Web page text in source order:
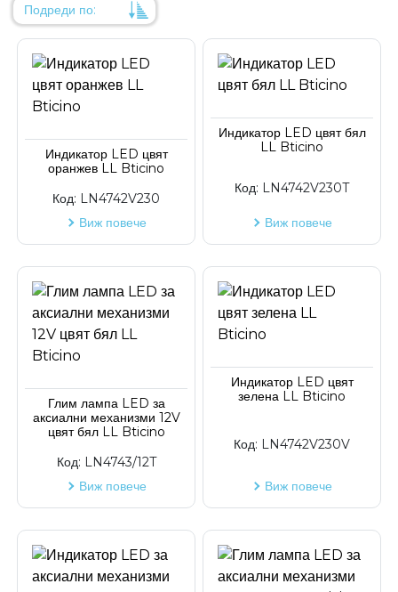
Подреди по:
Име
Код на артикул
Код на артикул
Индикатор LED цвят
оранжев LL Bticino
Код: LN4742V230
Виж повече
Индикатор LED цвят бял
LL Bticino
Код: LN4742V230T
Виж повече
Глим лампа LED за
аксиални механизми 12V
цвят бял LL Bticino
Код: LN4743/12T
Виж повече
Индикатор LED цвят
зелена LL Bticino
Код: LN4742V230V
Виж повече